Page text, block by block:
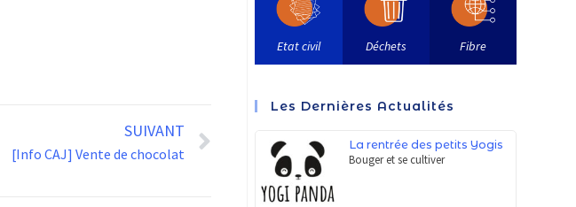
SUIVANT
[Info CAJ] Vente de chocolat
Etat civil Déchets Fibre
Les Dernières Actualités
La rentrée des petits Yogis
Bouger et se cultiver